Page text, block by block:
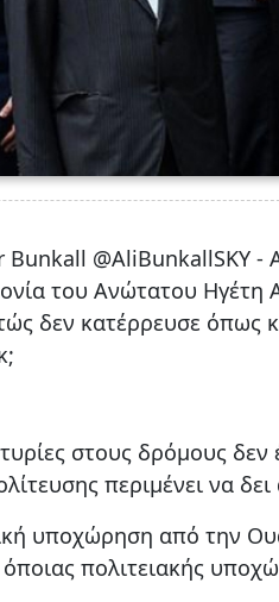
@AliBunkallSKY -
του Ανώτατου Ηγέτη
δεν κατέρρευσε όπως
στους δρόμους
περιμένει να
υποχώρηση από την
πολιτειακής